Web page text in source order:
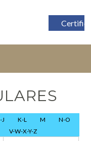
J K-L M
N-O
V-W-X-Y-Z